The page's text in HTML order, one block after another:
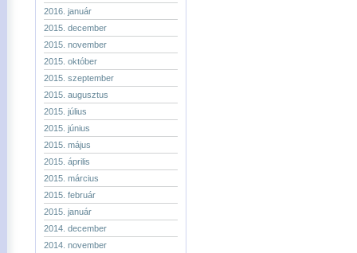
2016. január
2015. december
2015. november
2015. október
2015. szeptember
2015. augusztus
2015. július
2015. június
2015. május
2015. április
2015. március
2015. február
2015. január
2014. december
2014. november